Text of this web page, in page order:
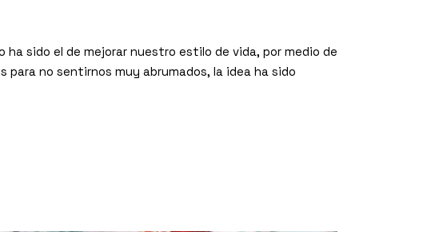
sido el de mejorar nuestro estilo de vida, por medio de
no sentirnos muy abrumados, la idea ha sido